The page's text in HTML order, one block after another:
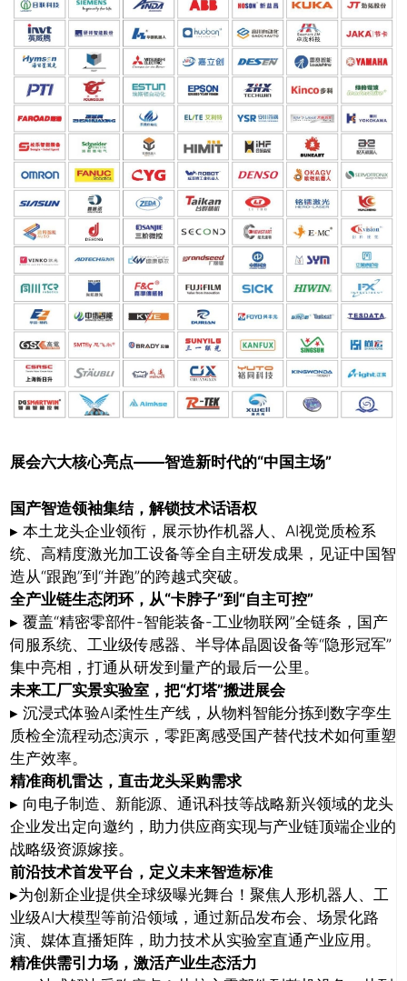
展会六大核心亮点——智造新时代的“中国主场”
国产智造领袖集结， 解锁技术话语权
▸ 本土龙头企业领衔，展示协作机器人、AI视觉质检系
统、高精度激光加工设备等全自主研发成果，见证中国智
造从“跟跑”到“并跑”的跨越式突破。
全产业链生态闭环， 从“卡脖子”到“自主可控”
▸ 覆盖“精密零部件-智能装备-工业物联网”全链条，国产
伺服系统、工业级传感器、半导体晶圆设备等“隐形冠军”
集中亮相，打通从研发到量产的最后一公里。
未来工厂实景实验室， 把“灯塔”搬进展会
▸ 沉浸式体验AI柔性生产线，从物料智能分拣到数字孪生
质检全流程动态演示，零距离感受国产替代技术如何重塑
生产效率。
精准商机雷达， 直击龙头采购需求
▸ 向电子制造、新能源、通讯科技等战略新兴领域的龙头
企业发出定向邀约，助力供应商实现与产业链顶端企业的
战略级资源嫁接。
前沿技术首发平台， 定义未来智造标准
▸为创新企业提供全球级曝光舞台！聚焦人形机器人、工
业级AI大模型等前沿领域，通过新品发布会、场景化路
演、媒体直播矩阵，助力技术从实验室直通产业应用。
精准供需引力场， 激活产业生态活力